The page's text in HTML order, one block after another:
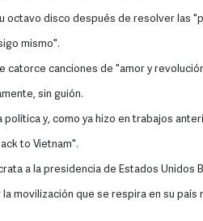
octavo disco después de resolver las
mismo".
catorce canciones de "amor y
sin guión.
política y, como ya hizo en trabajos
to Vietnam".
a la presidencia de Estados Unidos
movilización que se respira en su país